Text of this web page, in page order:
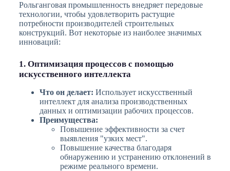
Рольганговая промышленность внедряет передовые
технологии, чтобы удовлетворить растущие
потребности производителей строительных
конструкций. Вот некоторые из наиболее значимых
инноваций:
1. Оптимизация процессов с помощью
искусственного интеллекта
Что он делает: Использует искусственный
интеллект для анализа производственных
данных и оптимизации рабочих процессов.
Преимущества:
Повышение эффективности за счет
выявления "узких мест".
Повышение качества благодаря
обнаружению и устранению отклонений в
режиме реального времени.